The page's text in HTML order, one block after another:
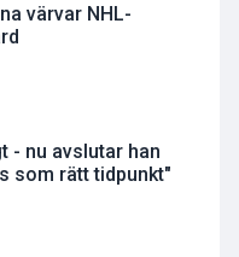
värvar NHL-
- nu avslutar han
som rätt tidpunkt"